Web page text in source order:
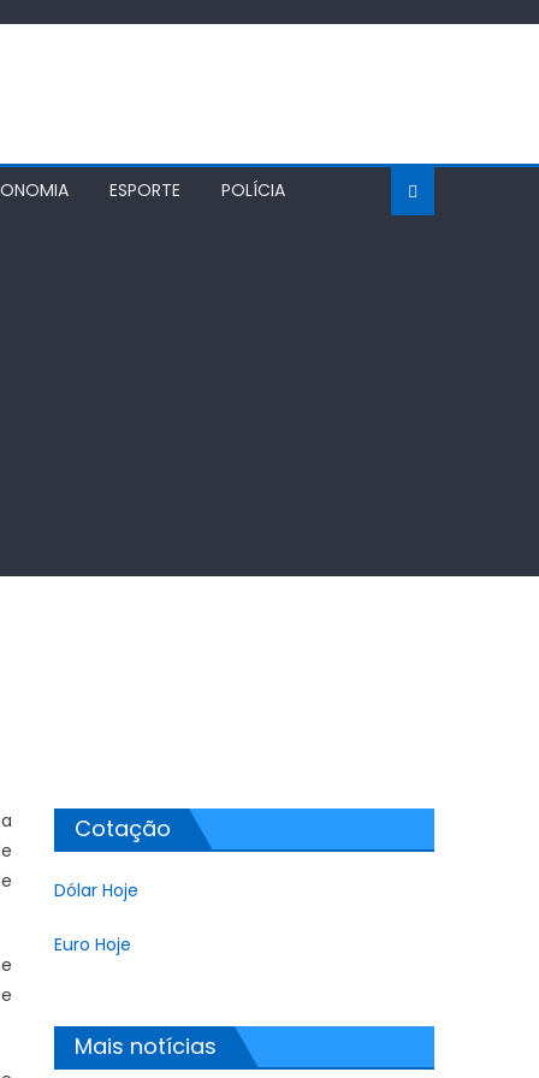
ESPORTE POLÍCIA
Cotação
Dólar Hoje
Euro Hoje
Mais notícias